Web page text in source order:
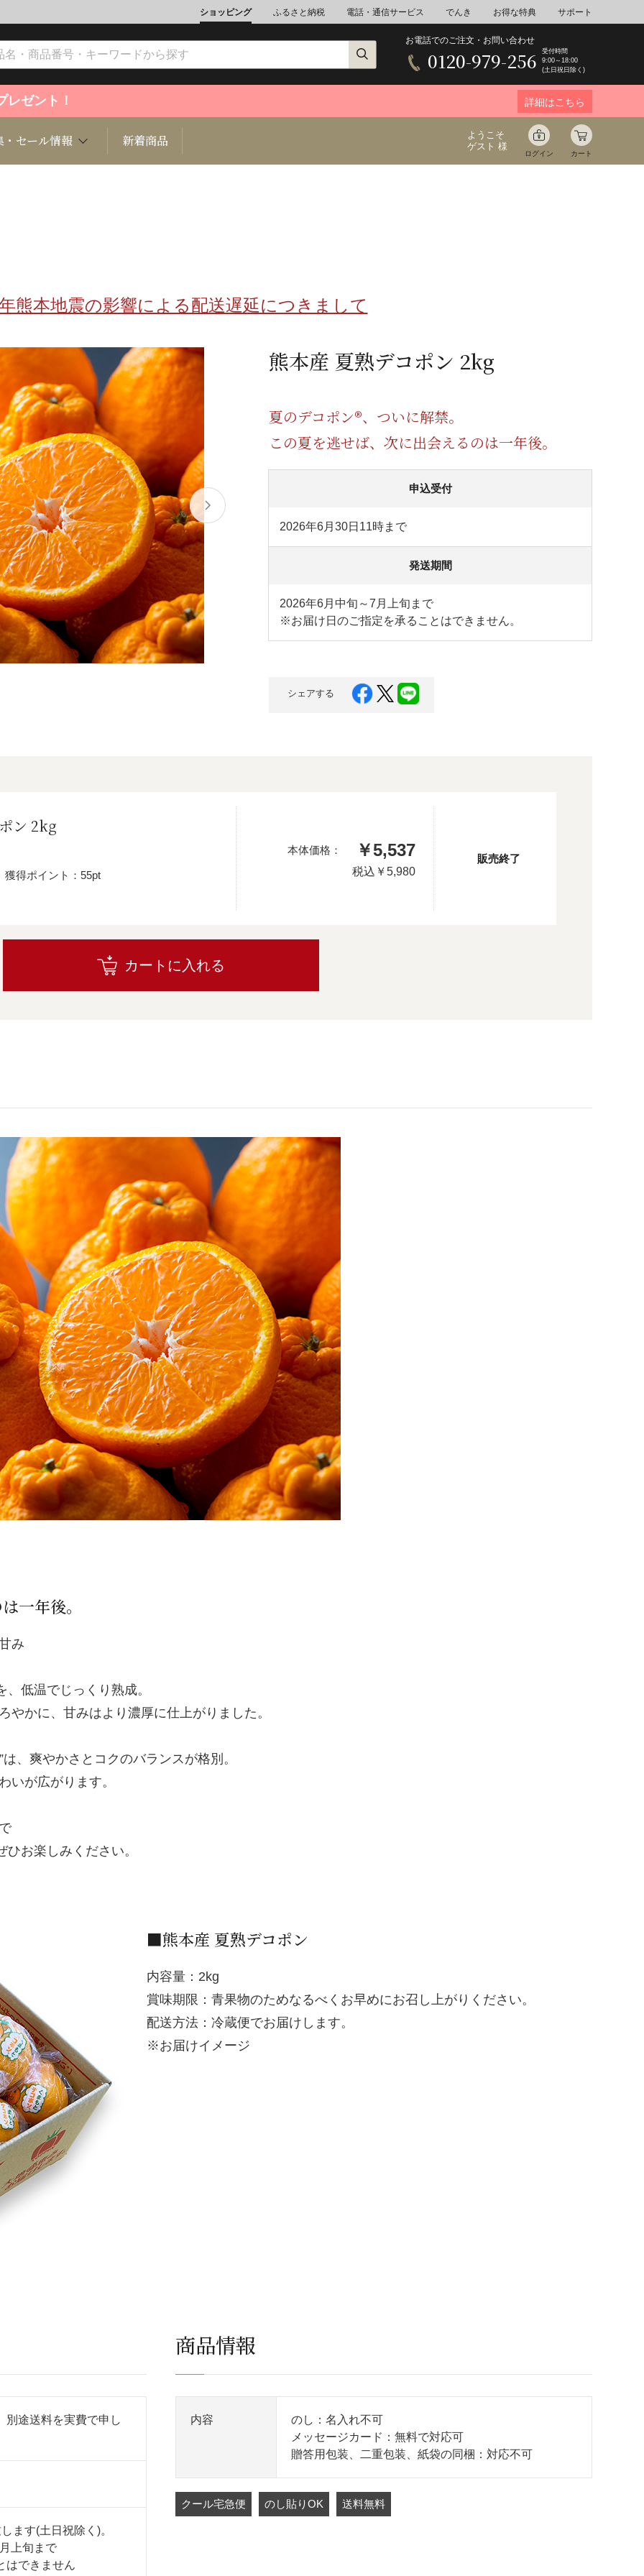
ショッピング ふるさと納税 電話・通信サービス でんき お得な特典 サポート
お電話でのご注文・お問い合わせ
0120-979-256
受付時間
9:00～18:00
(土日祝日除く)
レゼント！ 詳細はこちら
ギフト 豊洲お取り寄せ 健康/美容
・セール情報 新着商品
ようこそ
ゲスト 様
ログイン カート
熊本地震の影響による配送遅延につきまして
熊本産 夏熟デコポン 2kg
夏のデコポン®、ついに解禁。
この夏を逃せば、次に出会えるのは一年後。
申込受付
2026年6月30日11時まで
発送期間
2026年6月中旬～7月上旬まで
※お届け日のご指定を承ることはできません。
シェアする
ン 2kg
獲得ポイント：55pt
本体価格： ￥5,537
税込 ￥5,980
販売終了
カートに入れる
一年後。
み
低温でじっくり熟成。
かに、甘みはより濃厚に仕上がりました。
、爽やかさとコクのバランスが格別。
いが広がります。
お楽しみください。
■熊本産 夏熟デコポン
内容量：2kg
賞味期限：青果物のためなるべくお早めにお召し上がりください。
配送方法：冷蔵便でお届けします。
※お届けイメージ
途送料を実費で申し
ます(土日祝除く)。
上旬まで
はできません
商品情報
内容
のし：名入れ不可
メッセージカード：無料で対応可
贈答用包装、二重包装、紙袋の同梱：対応不可
クール宅急便 のし貼りOK 送料無料